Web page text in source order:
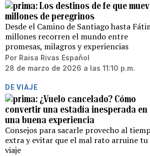
Los destinos de fe que
millones de peregrinos
Desde el Camino de Santiago hasta
millones recorren el mundo entre
promesas, milagros y experiencias
Por Raisa Rivas Español
28 de marzo de 2026 a las 11:10 p.m.
DE VIAJE
¿Vuelo cancelado? Cómo
convertir una estadía inesperada en
una buena experiencia
Consejos para sacarle provecho al
extra y evitar que el mal rato arruine tu
viaje